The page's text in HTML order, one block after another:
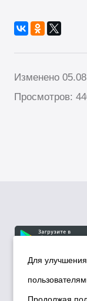
Изменено
Просмотров:
©
города
Для